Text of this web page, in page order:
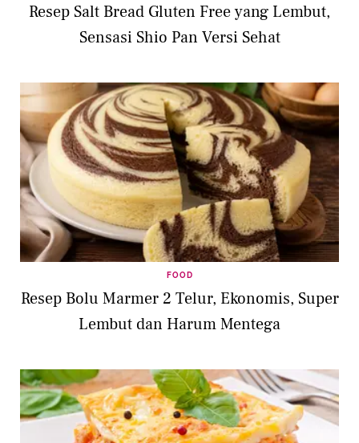
Resep Salt Bread Gluten Free yang Lembut,
Sensasi Shio Pan Versi Sehat
FOOD
Resep Bolu Marmer 2 Telur, Ekonomis, Super
Lembut dan Harum Mentega